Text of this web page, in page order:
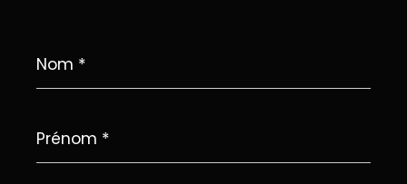
*
*